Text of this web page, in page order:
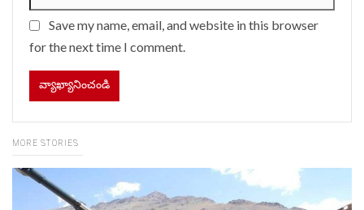
Save my name, email, and website in this browser
for the next time I comment.
MORE STORIES